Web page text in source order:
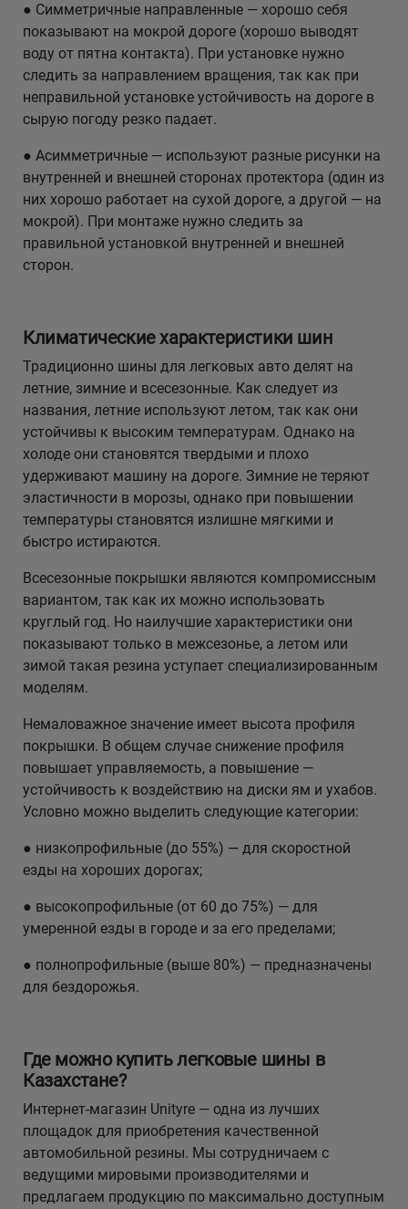
● Симметричные направленные — хорошо себя
показывают на мокрой дороге (хорошо выводят
воду от пятна контакта). При установке нужно
следить за направлением вращения, так как при
неправильной установке устойчивость на дороге в
сырую погоду резко падает.
● Асимметричные — используют разные рисунки на
внутренней и внешней сторонах протектора (один из
них хорошо работает на сухой дороге, а другой — на
мокрой). При монтаже нужно следить за
правильной установкой внутренней и внешней
сторон.
Климатические характеристики шин
Традиционно шины для легковых авто делят на
летние, зимние и всесезонные. Как следует из
названия, летние используют летом, так как они
устойчивы к высоким температурам. Однако на
холоде они становятся твердыми и плохо
удерживают машину на дороге. Зимние не теряют
эластичности в морозы, однако при повышении
температуры становятся излишне мягкими и
быстро истираются.
Всесезонные покрышки являются компромиссным
вариантом, так как их можно использовать
круглый год. Но наилучшие характеристики они
показывают только в межсезонье, а летом или
зимой такая резина уступает специализированным
моделям.
Немаловажное значение имеет высота профиля
покрышки. В общем случае снижение профиля
повышает управляемость, а повышение —
устойчивость к воздействию на диски ям и ухабов.
Условно можно выделить следующие категории:
● низкопрофильные (до 55%) — для скоростной
езды на хороших дорогах;
● высокопрофильные (от 60 до 75%) — для
умеренной езды в городе и за его пределами;
● полнопрофильные (выше 80%) — предназначены
для бездорожья.
Где можно купить легковые шины в
Казахстане?
Интернет-магазин Unityre — одна из лучших
площадок для приобретения качественной
автомобильной резины. Мы сотрудничаем с
ведущими мировыми производителями и
предлагаем продукцию по максимально доступным